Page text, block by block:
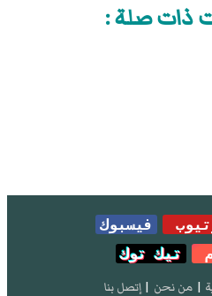
ذات صلة :
فيسبوك
تيك توك
| من نحن | إتصل بنا